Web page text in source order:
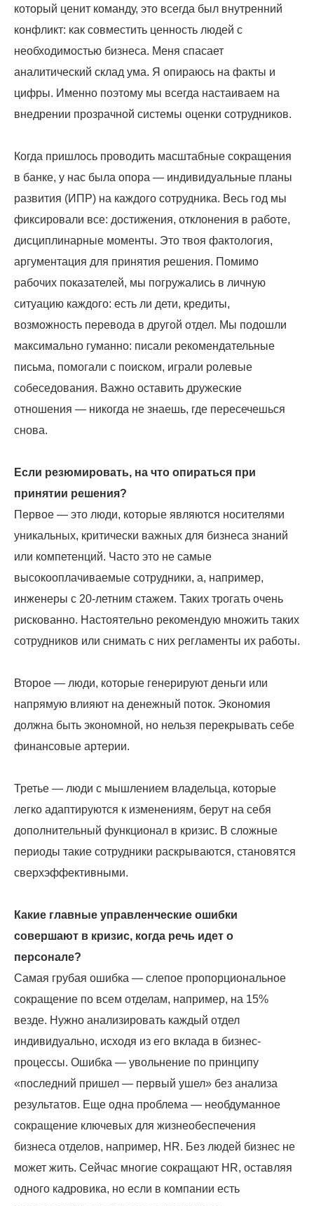
который ценит команду, это всегда был внутренний
конфликт: как совместить ценность людей с
необходимостью бизнеса. Меня спасает
аналитический склад ума. Я опираюсь на факты и
цифры. Именно поэтому мы всегда настаиваем на
внедрении прозрачной системы оценки сотрудников.
Когда пришлось проводить масштабные сокращения
в банке, у нас была опора — индивидуальные планы
развития (ИПР) на каждого сотрудника. Весь год мы
фиксировали все: достижения, отклонения в работе,
дисциплинарные моменты. Это твоя фактология,
аргументация для принятия решения. Помимо
рабочих показателей, мы погружались в личную
ситуацию каждого: есть ли дети, кредиты,
возможность перевода в другой отдел. Мы подошли
максимально гуманно: писали рекомендательные
письма, помогали с поиском, играли ролевые
собеседования. Важно оставить дружеские
отношения — никогда не знаешь, где пересечешься
снова.
Если резюмировать, на что опираться при
принятии решения?
Первое — это люди, которые являются носителями
уникальных, критически важных для бизнеса знаний
или компетенций. Часто это не самые
высокооплачиваемые сотрудники, а, например,
инженеры с 20-летним стажем. Таких трогать очень
рискованно. Настоятельно рекомендую множить таких
сотрудников или снимать с них регламенты их работы.
Второе — люди, которые генерируют деньги или
напрямую влияют на денежный поток. Экономия
должна быть экономной, но нельзя перекрывать себе
финансовые артерии.
Третье — люди с мышлением владельца, которые
легко адаптируются к изменениям, берут на себя
дополнительный функционал в кризис. В сложные
периоды такие сотрудники раскрываются, становятся
сверхэффективными.
Какие главные управленческие ошибки
совершают в кризис, когда речь идет о
персонале?
Самая грубая ошибка — слепое пропорциональное
сокращение по всем отделам, например, на 15%
везде. Нужно анализировать каждый отдел
индивидуально, исходя из его вклада в бизнес-
процессы. Ошибка — увольнение по принципу
«последний пришел — первый ушел» без анализа
результатов. Еще одна проблема — необдуманное
сокращение ключевых для жизнеобеспечения
бизнеса отделов, например, HR. Без людей бизнес не
может жить. Сейчас многие сокращают HR, оставляя
одного кадровика, но если в компании есть